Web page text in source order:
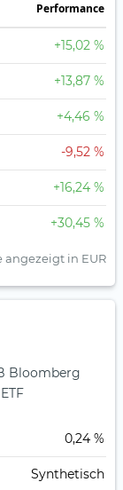
Perfor­mance
+15,02 %
+13,87 %
+4,46 %
-9,52 %
+16,24 %
+30,45 %
angezeigt in EUR
Bloomberg
0,24 %
Synthetisch